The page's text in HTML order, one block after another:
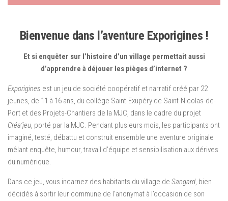
Bienvenue dans l’aventure Exporigines !
Et si enquêter sur l’histoire d’un village permettait aussi
d’apprendre à déjouer les pièges d’internet ?
Exporigines est un jeu de société coopératif et narratif créé par 22
jeunes, de 11 à 16 ans, du collège Saint-Exupéry de Saint-Nicolas-de-
Port et des Projets-Chantiers de la MJC, dans le cadre du projet
Créa’jeu, porté par la MJC. Pendant plusieurs mois, les participants ont
imaginé, testé, débattu et construit ensemble une aventure originale
mêlant enquête, humour, travail d’équipe et sensibilisation aux dérives
du numérique.
Dans ce jeu, vous incarnez des habitants du village de Sangard, bien
décidés à sortir leur commune de l’anonymat à l’occasion de son